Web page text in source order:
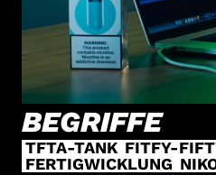
BEGRIFFE
TFTA-TANK FITFY-
FERTIGWICKLUNG